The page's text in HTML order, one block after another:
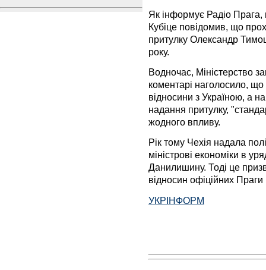
Як інформує Радіо Прага,
Кубіце повідомив, що
притулку Олександр
року.
Водночас, Міністерство
коментарі наголосило,
відносини з Україною, а
надання притулку,
жодного впливу.
Рік тому Чехія надала
міністрові економіки в
Данилишину. Тоді це
відносин офіційних Праги
УКРІНФОРМ